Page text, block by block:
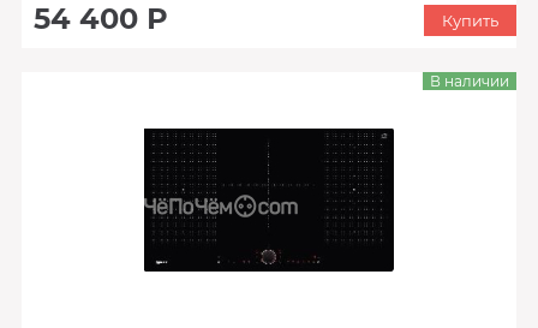
54 400 Р Купить
В наличии